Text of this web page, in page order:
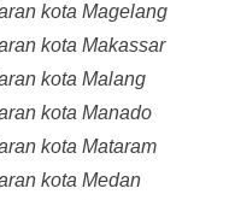
kota Magelang
kota Makassar
kota Malang
kota Manado
kota Mataram
kota Medan